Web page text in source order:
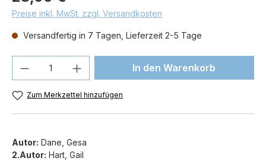
Preise inkl. MwSt. zzgl. Versandkosten
Versandfertig in 7 Tagen, Lieferzeit 2-5 Tage
Produkt Anzahl: Gib denIn den Warenkorb
Zum Merkzettel hinzufügen
Autor: Dane, Gesa
2.Autor: Hart, Gail